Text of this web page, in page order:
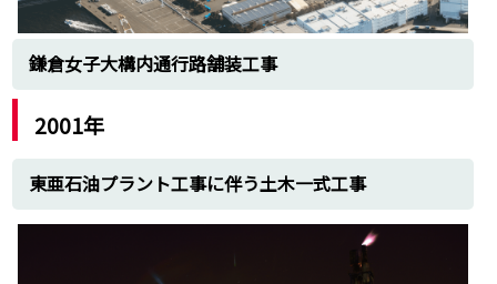
鎌倉女子大構内通行路舗装工事
2001年
東亜石油プラント工事に伴う土木一式工事